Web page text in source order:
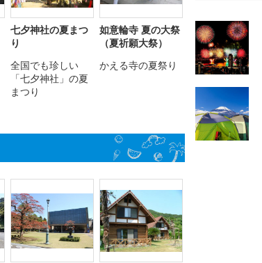
七夕神社の夏まつ
り
全国でも珍しい
「七夕神社」の夏
まつり
如意輪寺 夏の大祭
（夏祈願大祭）
かえる寺の夏祭り